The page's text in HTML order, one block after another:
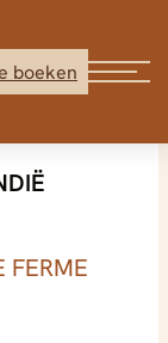
boeken
FERME